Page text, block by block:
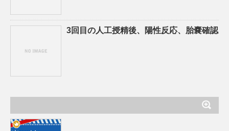
3回目の人工授精後、陽性反応、胎嚢確認